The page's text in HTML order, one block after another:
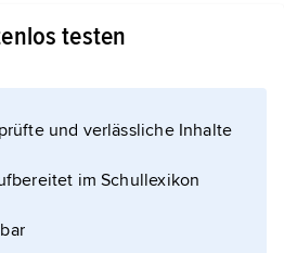
Hebriden. Die Eilande
verlassen wurde. Das
ein bedeutendes
testen
und verlässliche Inhalte
im Schullexikon